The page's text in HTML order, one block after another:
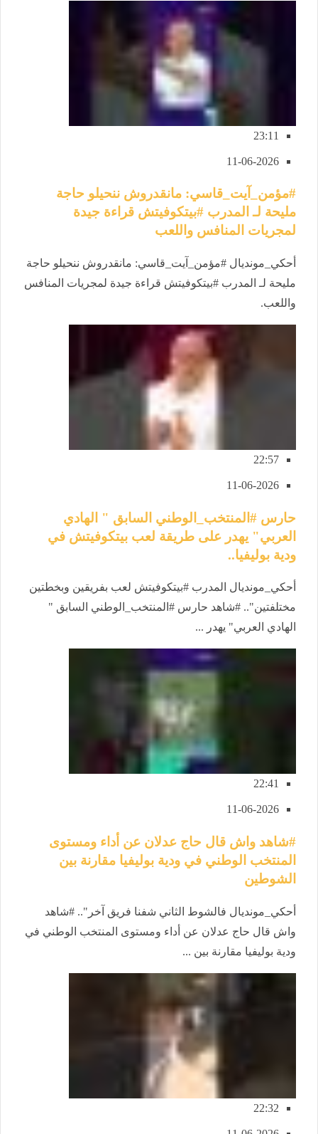
23:11
11-06-2026
#مؤمن_آيت_قاسي: مانقدروش ننحيلو حاجة
مليحة لـ المدرب #بيتكوفيتش قراءة جيدة
لمجريات المنافس واللعب
أحكي_مونديال #مؤمن_آيت_قاسي: مانقدروش ننحيلو حاجة
مليحة لـ المدرب #بيتكوفيتش قراءة جيدة لمجريات المنافس
واللعب.
22:57
11-06-2026
حارس #المنتخب_الوطني السابق " الهادي
العربي" يهدر على طريقة لعب بيتكوفيتش في
ودية بوليفيا..
أحكي_مونديال المدرب #بيتكوفيتش لعب بفريقين وبخطتين
مختلفتين".. #شاهد حارس #المنتخب_الوطني السابق "
الهادي العربي" يهدر ...
22:41
11-06-2026
#شاهد واش قال حاج عدلان عن أداء ومستوى
المنتخب الوطني في ودية بوليفيا مقارنة بين
الشوطين
أحكي_مونديال فالشوط الثاني شفنا فريق آخر".. #شاهد
واش قال حاج عدلان عن أداء ومستوى المنتخب الوطني في
ودية بوليفيا مقارنة بين ...
22:32